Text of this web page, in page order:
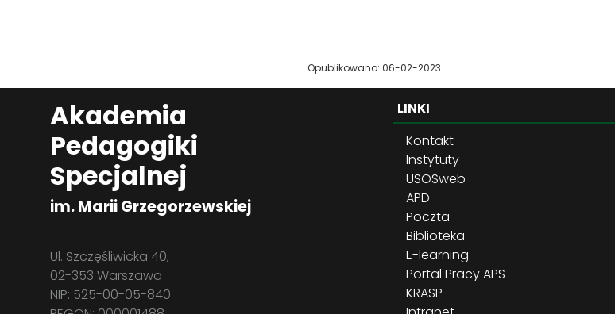
Opublikowano: 06-02-2023
Akademia
Pedagogiki
Specjalnej
im. Marii Grzegorzewskiej
Ul. Szczęśliwicka 40,
02-353 Warszawa
NIP: 525-00-05-840
LINKI
Kontakt
Instytuty
USOSweb
APD
Poczta
Biblioteka
E-learning
Portal Pracy APS
KRASP